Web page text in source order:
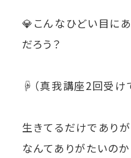
💎こんなひどい目に
だろう？
☟（真我講座2回受け
生きてるだけでありが
なんてありがたいの